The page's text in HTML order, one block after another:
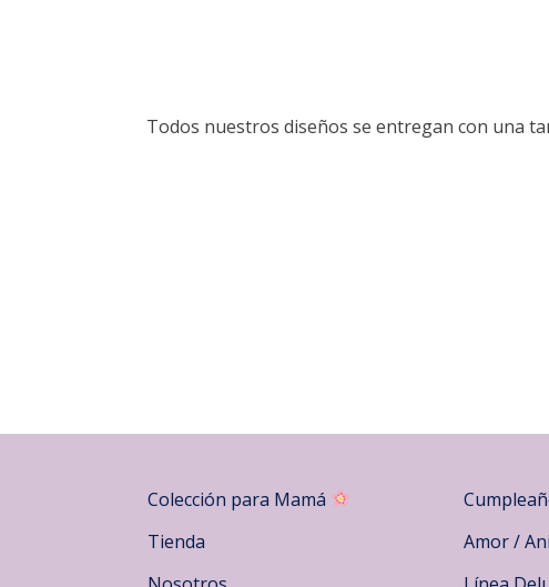
Todos nuestros diseños se entregan con una
Colección para Mamá
Tienda
Amor /